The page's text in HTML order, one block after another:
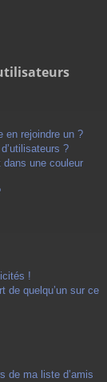
en rejoindre un ?
?
dans une couleur
!
de quelqu’un sur ce
de ma liste d’amis